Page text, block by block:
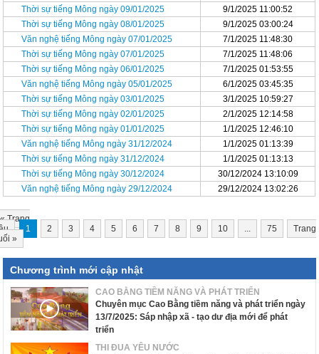
Thời sự tiếng Mông ngày 09/01/2025
9/1/2025 11:00:52
Thời sự tiếng Mông ngày 08/01/2025
9/1/2025 03:00:24
Văn nghệ tiếng Mông ngày 07/01/2025
7/1/2025 11:48:30
Thời sự tiếng Mông ngày 07/01/2025
7/1/2025 11:48:06
Thời sự tiếng Mông ngày 06/01/2025
7/1/2025 01:53:55
Văn nghệ tiếng Mông ngày 05/01/2025
6/1/2025 03:45:35
Thời sự tiếng Mông ngày 03/01/2025
3/1/2025 10:59:27
Thời sự tiếng Mông ngày 02/01/2025
2/1/2025 12:14:58
Thời sự tiếng Mông ngày 01/01/2025
1/1/2025 12:46:10
Văn nghệ tiếng Mông ngày 31/12/2024
1/1/2025 01:13:39
Thời sự tiếng Mông ngày 31/12/2024
1/1/2025 01:13:13
Thời sự tiếng Mông ngày 30/12/2024
30/12/2024 13:10:09
Văn nghệ tiếng Mông ngày 29/12/2024
29/12/2024 13:02:26
«Trang
1 2 3 4 5 6 7 8 9 10 ... 75
Trang
»
Chương trình mới cập nhật
CAO BẰNG TIỀM NĂNG VÀ PHÁT TRIỂN
Chuyên mục Cao Bằng tiềm năng và phát triển ngày
13/7/2025: Sáp nhập xã - tạo dư địa mới để phát
triển
THI ĐUA YÊU NƯỚC